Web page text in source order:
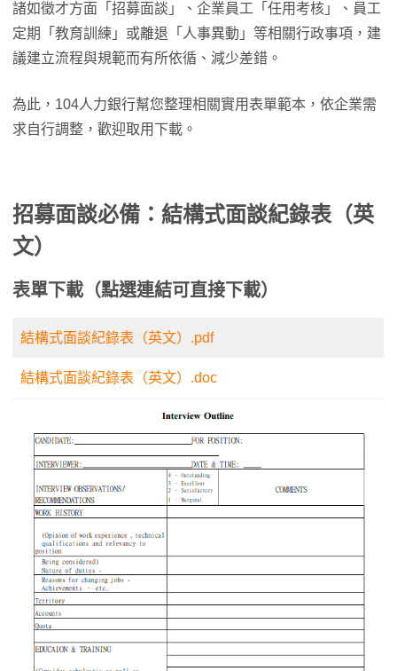
諸如徵才方面「招募面談」、企業員工「任用考核」、員工
定期「教育訓練」或離退「人事異動」等相關行政事項，建
議建立流程與規範而有所依循、減少差錯。
為此，104人力銀行幫您整理相關實用表單範本，依企業需
求自行調整，歡迎取用下載。
招募面談必備：結構式面談紀錄表（英
文）
表單下載（點選連結可直接下載）
結構式面談紀錄表（英文）.pdf
結構式面談紀錄表（英文）.doc